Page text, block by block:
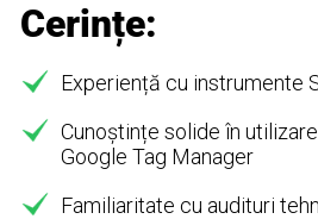
Cerințe:
Experiență cu instrumente
Cunoștințe solide în
Google Tag Manager
Familiaritate cu audituri